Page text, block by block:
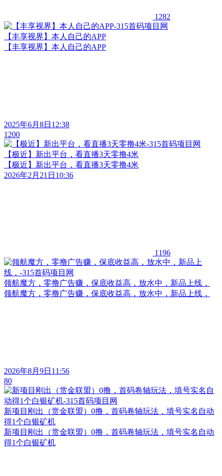
1282
【丰享视界】本人自己的APP
【丰享视界】本人自己的APP
2025年6月8日12:38
1200
【极近】新出平台，看直播3天零撸4米
【极近】新出平台，看直播3天零撸4米
2026年2月21日10:36
1196
领航魔方，零撸广告赚，保底收益高，放水中，新品上线，
领航魔方，零撸广告赚，保底收益高，放水中，新品上线，
2026年8月9日11:56
80
新项目刚出（赏金联盟）0撸，首码卷轴玩法，填号实名自动
得1个白银矿机
新项目刚出（赏金联盟）0撸，首码卷轴玩法，填号实名自动
得1个白银矿机